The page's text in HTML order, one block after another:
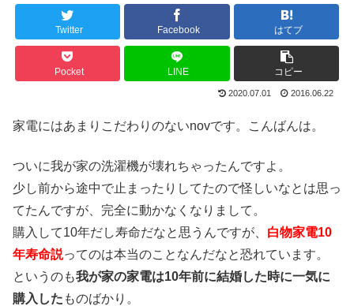
Twitter Facebook はてブ
Pocket LINE コピー
2020.07.01 2016.06.22
家電にはあまりこだわりのないnovです。こんばんは。
ついに我が家の洗濯機が壊れちゃったんですよ。
少し前から途中で止まったりしてたので怪しいなとは思っ
てたんですが、完全に動かなくなりまして。
購入して10年だし寿命だなと思うんですが、 白物家電10
年寿命説ってのは本当のことなんだなと恐れています。
というのも我が家の家電は10年前に結婚した時に一気に
購入した ものばかり。